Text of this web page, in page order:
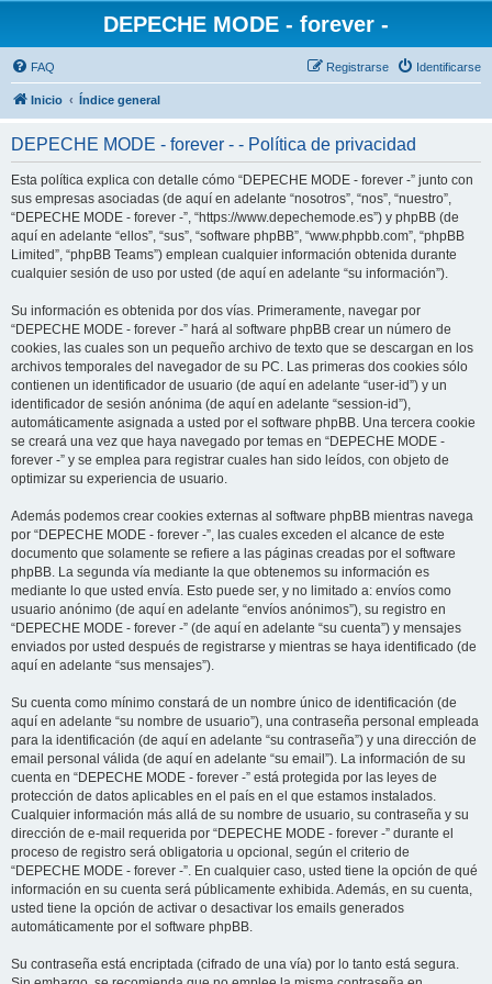
DEPECHE MODE - forever -
FAQ Identificarse
Registrarse
Inicio Índice general
DEPECHE MODE - forever - - Política de privacidad
Esta política explica con detalle cómo “DEPECHE MODE - forever -” junto con
sus empresas asociadas (de aquí en adelante “nosotros”, “nos”, “nuestro”,
“DEPECHE MODE - forever -”, “https://www.depechemode.es”) y phpBB (de
aquí en adelante “ellos”, “sus”, “software phpBB”, “www.phpbb.com”, “phpBB
Limited”, “phpBB Teams”) emplean cualquier información obtenida durante
cualquier sesión de uso por usted (de aquí en adelante “su información”).
Su información es obtenida por dos vías. Primeramente, navegar por
“DEPECHE MODE - forever -” hará al software phpBB crear un número de
cookies, las cuales son un pequeño archivo de texto que se descargan en los
archivos temporales del navegador de su PC. Las primeras dos cookies sólo
contienen un identificador de usuario (de aquí en adelante “user-id”) y un
identificador de sesión anónima (de aquí en adelante “session-id”),
automáticamente asignada a usted por el software phpBB. Una tercera cookie
se creará una vez que haya navegado por temas en “DEPECHE MODE -
forever -” y se emplea para registrar cuales han sido leídos, con objeto de
optimizar su experiencia de usuario.
Además podemos crear cookies externas al software phpBB mientras navega
por “DEPECHE MODE - forever -”, las cuales exceden el alcance de este
documento que solamente se refiere a las páginas creadas por el software
phpBB. La segunda vía mediante la que obtenemos su información es
mediante lo que usted envía. Esto puede ser, y no limitado a: envíos como
usuario anónimo (de aquí en adelante “envíos anónimos”), su registro en
“DEPECHE MODE - forever -” (de aquí en adelante “su cuenta”) y mensajes
enviados por usted después de registrarse y mientras se haya identificado (de
aquí en adelante “sus mensajes”).
Su cuenta como mínimo constará de un nombre único de identificación (de
aquí en adelante “su nombre de usuario”), una contraseña personal empleada
para la identificación (de aquí en adelante “su contraseña”) y una dirección de
email personal válida (de aquí en adelante “su email”). La información de su
cuenta en “DEPECHE MODE - forever -” está protegida por las leyes de
protección de datos aplicables en el país en el que estamos instalados.
Cualquier información más allá de su nombre de usuario, su contraseña y su
dirección de e-mail requerida por “DEPECHE MODE - forever -” durante el
proceso de registro será obligatoria u opcional, según el criterio de
“DEPECHE MODE - forever -”. En cualquier caso, usted tiene la opción de qué
información en su cuenta será públicamente exhibida. Además, en su cuenta,
usted tiene la opción de activar o desactivar los emails generados
automáticamente por el software phpBB.
Su contraseña está encriptada (cifrado de una vía) por lo tanto está segura.